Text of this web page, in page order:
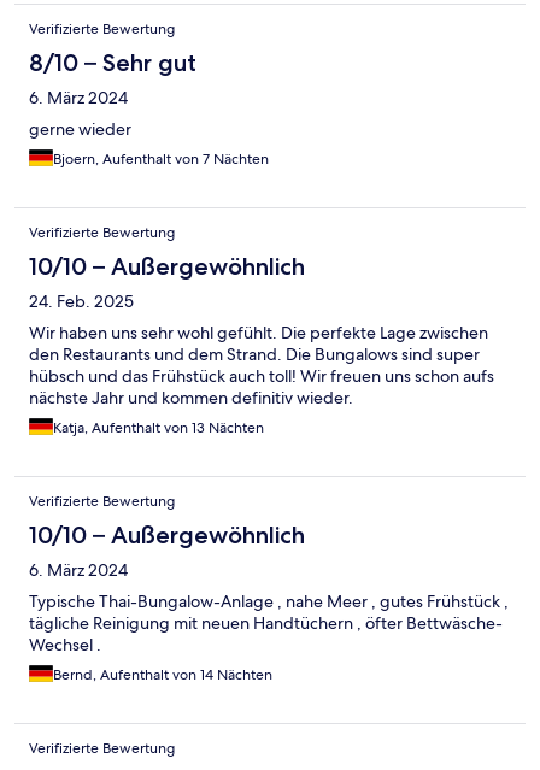
Verifizierte Bewertung
8/10 – Sehr gut
6. März 2024
gerne wieder
Bjoern, Aufenthalt von 7 Nächten
Verifizierte Bewertung
10/10 – Außergewöhnlich
24. Feb. 2025
Wir haben uns sehr wohl gefühlt. Die perfekte Lage zwischen
den Restaurants und dem Strand. Die Bungalows sind super
hübsch und das Frühstück auch toll! Wir freuen uns schon aufs
nächste Jahr und kommen definitiv wieder.
Katja, Aufenthalt von 13 Nächten
Verifizierte Bewertung
10/10 – Außergewöhnlich
6. März 2024
Typische Thai-Bungalow-Anlage , nahe Meer , gutes Frühstück ,
tägliche Reinigung mit neuen Handtüchern , öfter Bettwäsche-
Wechsel .
Bernd, Aufenthalt von 14 Nächten
Verifizierte Bewertung